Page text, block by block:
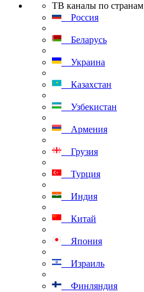
ТВ каналы по странам
Россия
Беларусь
Украина
Казахстан
Узбекистан
Армения
Грузия
Турция
Индия
Китай
Япония
Израиль
Финляндия